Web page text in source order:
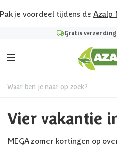
Pak je voordeel tijdens de Azalp
Gratis verzending
Waar ben je naar op zoek?
Vier vakantie
MEGA zomer kortingen op